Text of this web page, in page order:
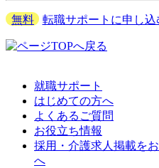
無料 転職サポートに申し込
就職サポート
はじめての方へ
よくあるご質問
お役立ち情報
採用・介護求人掲載を
へ